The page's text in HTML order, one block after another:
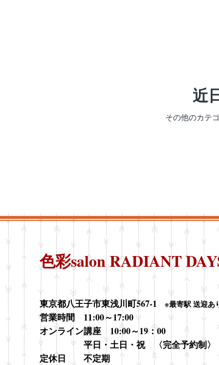
近
その他のカテ
色彩salon RADIANT
東京都八王子市東浅川町567-1 ​ ※最寄駅 送迎あ
営業時間 11:00～17:00
オンライン講座 10:00～19：00
平日・土日・祝 〈完全予約制〉
​定休日 不定期